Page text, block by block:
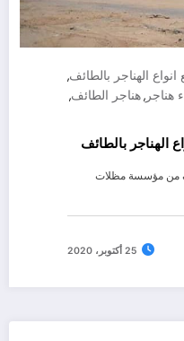
الهناجر بالطائف,
هناجر ,هناجر الطائف,
الهناجر بالطائف
من مؤسسة مظلات
25 أكتوبر، 2020